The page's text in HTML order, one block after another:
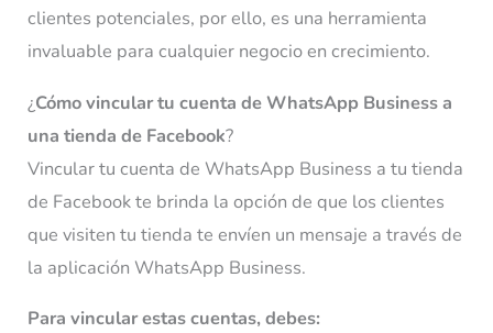
clientes potenciales, por ello, es una herramienta
invaluable para cualquier negocio en crecimiento.
¿Cómo vincular tu cuenta de WhatsApp Business a
una tienda de Facebook?
Vincular tu cuenta de WhatsApp Business a tu tienda
de Facebook te brinda la opción de que los clientes
que visiten tu tienda te envíen un mensaje a través de
la aplicación WhatsApp Business.
Para vincular estas cuentas, debes: